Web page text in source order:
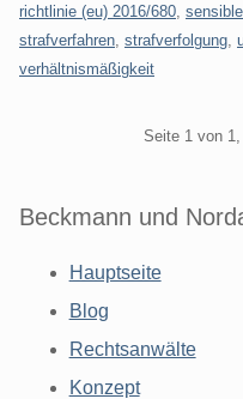
richtlinie (eu) 2016/680
strafverfahren strafverfolgung
verhältnismäßigkeit
Seite 1 von
Beckmann und
Hauptseite
Blog
Rechtsanwälte
Konzept